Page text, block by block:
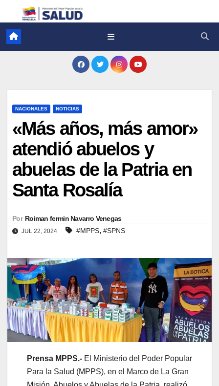
NACIONALES NOTICIAS
«Más años, más amor»
atendió abuelos y
abuelas de la Patria en
Santa Rosalía
Por Roiman fermin Navarro Venegas
JUL 22, 2024 #MPPS, #SPNS
Prensa MPPS.- El Ministerio del Poder Popular
Para la Salud (MPPS), en el Marco de La Gran